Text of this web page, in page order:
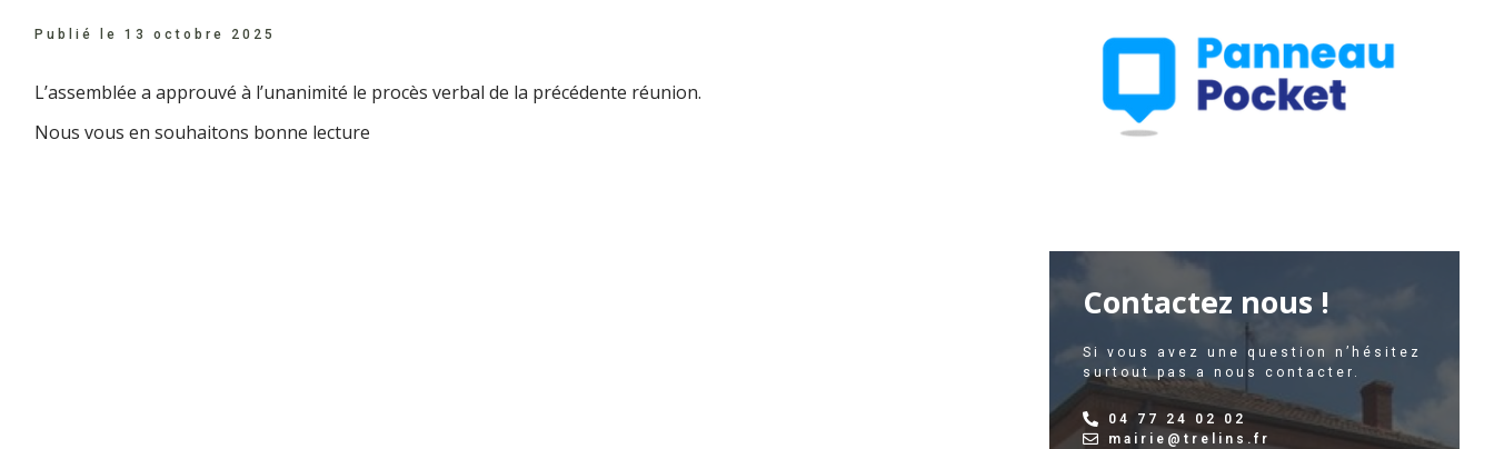
Publié le 13 octobre 2025
L’assemblée a approuvé à l’unanimité le procès verbal de la précédente réunion.
Nous vous en souhaitons bonne lecture
Contactez nous !
Si vous avez une question n’hésitez
surtout pas a nous contacter.
04 77 24 02 02
mairie@trelins.fr